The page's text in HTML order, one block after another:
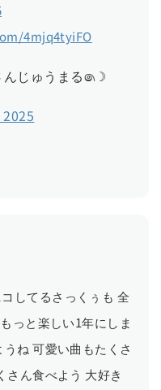
4mjq4tyiFO
んじゅうまる෧☽
してるさっくぅも 全
っと楽しい1年にしま
ね 可愛い曲もたくさ
さん食べよう 大好き